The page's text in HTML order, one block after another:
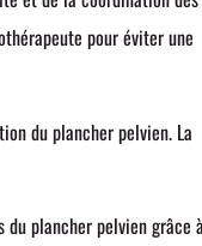
pour éviter une
du plancher pelvien. La
plancher pelvien grâce à